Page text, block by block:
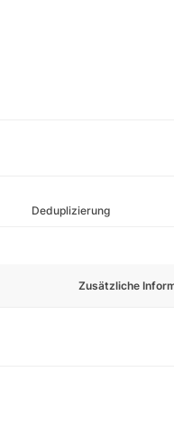
Deduplizierung
Zusätzliche